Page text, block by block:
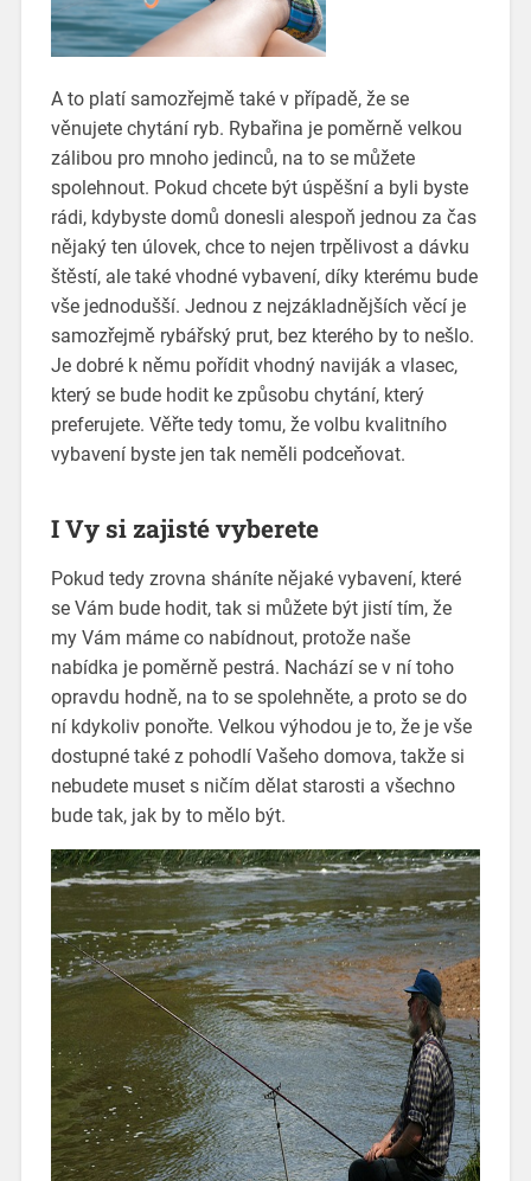
A to platí samozřejmě také v případě, že se
věnujete chytání ryb. Rybařina je poměrně velkou
zálibou pro mnoho jedinců, na to se můžete
spolehnout. Pokud chcete být úspěšní a byli byste
rádi, kdybyste domů donesli alespoň jednou za čas
nějaký ten úlovek, chce to nejen trpělivost a dávku
štěstí, ale také vhodné vybavení, díky kterému bude
vše jednodušší. Jednou z nejzákladnějších věcí je
samozřejmě rybářský prut, bez kterého by to nešlo.
Je dobré k němu pořídit vhodný naviják a vlasec,
který se bude hodit ke způsobu chytání, který
preferujete. Věřte tedy tomu, že volbu kvalitního
vybavení byste jen tak neměli podceňovat.
I Vy si zajisté vyberete
Pokud tedy zrovna sháníte nějaké vybavení, které
se Vám bude hodit, tak si můžete být jistí tím, že
my Vám máme co nabídnout, protože naše
nabídka je poměrně pestrá. Nachází se v ní toho
opravdu hodně, na to se spolehněte, a proto se do
ní kdykoliv ponořte. Velkou výhodou je to, že je vše
dostupné také z pohodlí Vašeho domova, takže si
nebudete muset s ničím dělat starosti a všechno
bude tak, jak by to mělo být.